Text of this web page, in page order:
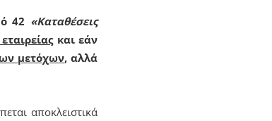
42 «Καταθέσεις
και εάν
μετόχων, αλλά
αποκλειστικά